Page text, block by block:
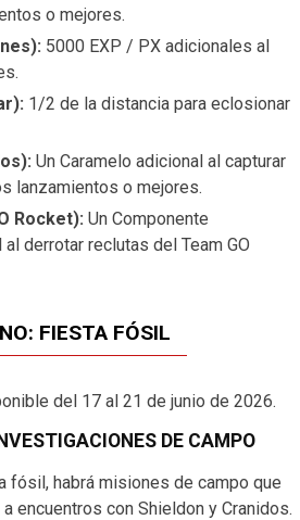
o mejores.
5000 EXP / PX adicionales al
1/2 de la distancia para eclosionar
Un Caramelo adicional al capturar
lanzamientos o mejores.
Rocket): Un Componente
derrotar reclutas del Team GO
FIESTA FÓSIL
del 17 al 21 de junio de 2026.
DE CAMPO
fósil, habrá misiones de campo que
encuentros con Shieldon y Cranidos.